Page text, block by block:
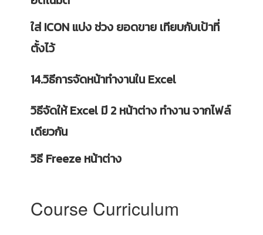
ใส่ ICON แบ่ง ช่วง ยอดขาย เทียบกับเป้าที่
ตั้งไว้
14.วิธีการจัดหน้าทำงานใน Excel
วิธีจัดให้ Excel มี 2 หน้าต่าง ทำงาน จากไฟล์
เดียวกัน
วิธี Freeze หน้าต่าง
Course Curriculum